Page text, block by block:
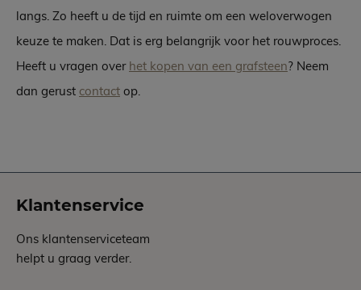
langs. Zo heeft u de tijd en ruimte om een weloverwogen
keuze te maken. Dat is erg belangrijk voor het rouwproces.
Heeft u vragen over het kopen van een grafsteen? Neem
dan gerust contact op.
Klantenservice
Ons klantenserviceteam
helpt u graag verder.